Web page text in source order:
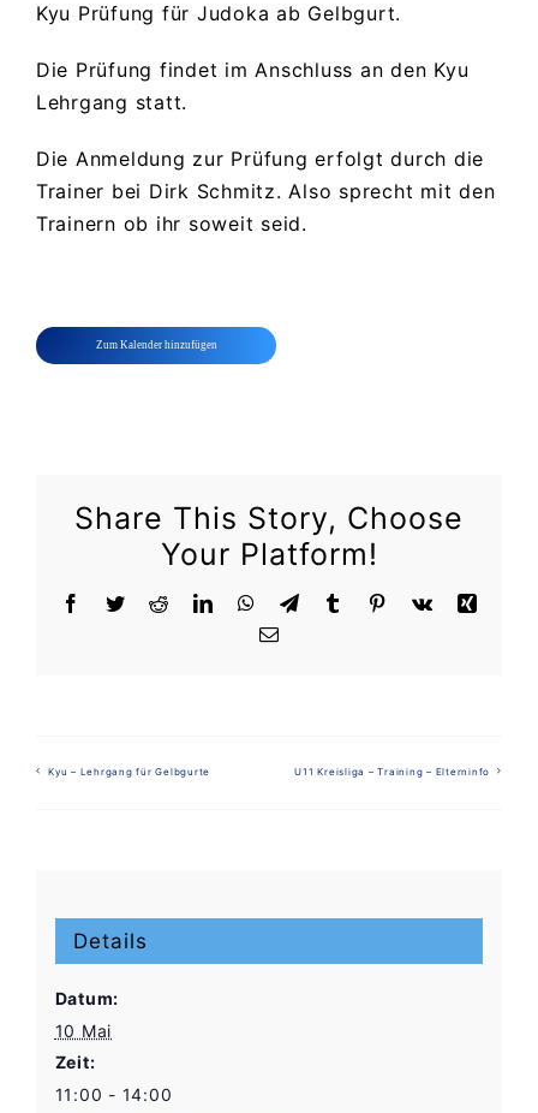
Kyu Prüfung für Judoka ab Gelbgurt.
Die Prüfung findet im Anschluss an den Kyu
Lehrgang statt.
Die Anmeldung zur Prüfung erfolgt durch die
Trainer bei Dirk Schmitz. Also sprecht mit den
Trainern ob ihr soweit seid.
Zum Kalender hinzufügen
Share This Story, Choose
Your Platform!
Facebook
TwitterRedditLinkedInWhatsAppTelegram
TumblrPinterest
Vk
Xing
E-
Kyu – Lehrgang für Gelbgurte U11 Kreisliga – Training – Elterninfo
Details
Datum:
10 Mai
Zeit:
11:00 - 14:00